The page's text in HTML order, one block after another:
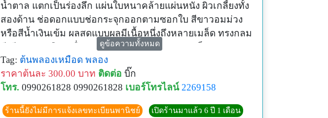
น้ำตาล แตกเป็นร่องลึก แผ่นใบหนาคล้ายแผ่นหนัง ผิวเกลี้ยงทั้ง
สองด้าน ช่อดอกแบบช่อกระจุกออกตามซอกใบ สีขาวอมม่วง
หรือสีน้ำเงินเข้ม ผลสดแบบผลมีเนื้อหนึ่งถึงหลายเมล็ด ทรงกลม
สีเขียวอมเหลือง เมื่อสุกสีม่วงถึงดำ ออกดอกและเป็นผลระหว่าง
เดือนเมษายนถึงพฤษภาคม
ผลสุกกินเป็นผลไม้ มีรสหวาน ใบอ่อน ยอดอ่อน นำไปกินเป็นผัก
รสฝาดหวาน ใบแก่นำไปคลุกรวมกับพริก แล้วนำไปตากแห้ง
ทำให้พริกสีสดและไม่มีแมลงมากัดกิน
ดูข้อความทั้งหมด
Tag: ต้นพลองเหมือด พลอง
ราคาต้นละ 300.00 บาท ติดต่อ บิ๊ก
โทร. 0990261828 0990261828 เบอร์โทรไลน์ 2269158
ร้านนี้ยังไม่มีการแจ้งเลขทะเบียนพานิชย์ เปิดร้านมาแล้ว 6 ปี 1 เดือน